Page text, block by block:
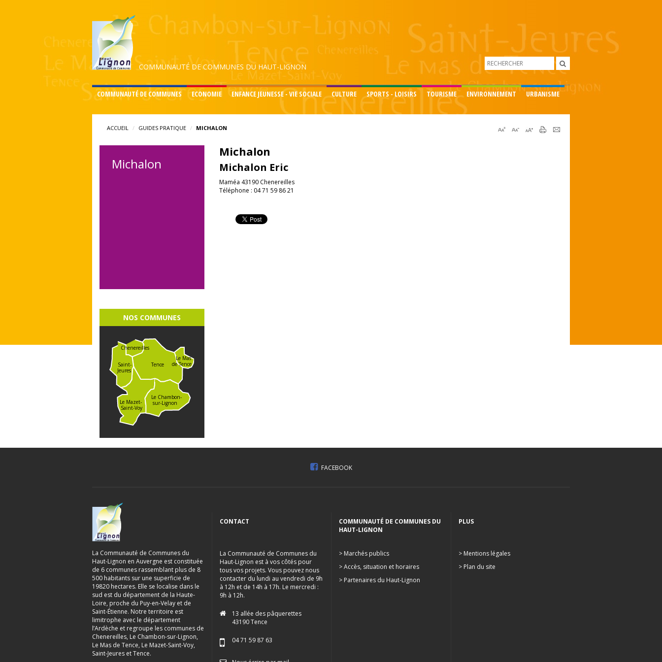
COMMUNAUTÉ DE COMMUNES DU HAUT-LIGNON
COMMUNAUTÉ DE COMMUNES ECONOMIE ENFANCE JEUNESSE - VIE SOCIALE CULTURE SPORTS - LOISIRS TOURISME ENVIRONNEMENT URBANISME
ACCUEIL GUIDES PRATIQUE MICHALON
Michalon
NOS COMMUNES
Le Chambon-
sur-Lignon
Le Mazet-
Saint-Voy
Tence
Chenereilles
Saint-
Jeures
Le Mas
de Tence
Michalon
Michalon Eric
Maméa 43190 Chenereilles
Téléphone : 04 71 59 86 21
FACEBOOK
La Communauté de Communes du
Haut-Lignon en Auvergne est constituée
de 6 communes rassemblant plus de 8
500 habitants sur une superficie de
19820 hectares. Elle se localise dans le
sud est du département de la Haute-
Loire, proche du Puy-en-Velay et de
Saint-Étienne. Notre territoire est
limitrophe avec le département
l’Ardèche et regroupe les communes de
Chenereilles, Le Chambon-sur-Lignon,
Le Mas de Tence, Le Mazet-Saint-Voy,
Saint-Jeures et Tence.
CONTACT
La Communauté de Communes du
Haut-Lignon est à vos côtés pour
tous vos projets. Vous pouvez nous
contacter du lundi au vendredi de 9h
à 12h et de 14h à 17h. Le mercredi :
9h à 12h.
13 allée des pâquerettes
43190 Tence
04 71 59 87 63
COMMUNAUTÉ DE COMMUNES DU
HAUT-LIGNON
> Marchés publics
> Accès, situation et horaires
> Partenaires du Haut-Lignon
PLUS
> Mentions légales
> Plan du site